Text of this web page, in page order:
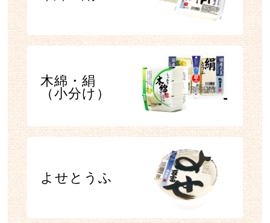
木綿・絹
（小分け）
よせとうふ